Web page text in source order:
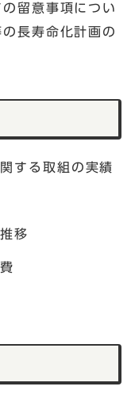
留意事項につい
長寿命化計画の
する取組の実績
移